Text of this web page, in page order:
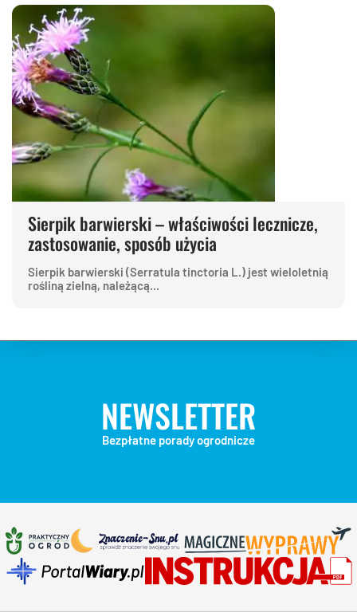
Sierpik barwierski – właściwości lecznicze,
zastosowanie, sposób użycia
Sierpik barwierski (Serratula tinctoria L.) jest wieloletnią
rośliną zielną, należącą...
NEWSLETTER
Bezpłatne porady ogrodnicze